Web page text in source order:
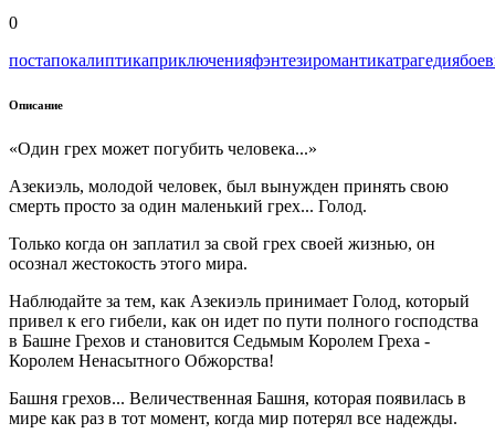
0
постапокалиптикаприключенияфэнтезиромантикатрагедия
Описание
«Один грех может погубить человека...»
Азекиэль, молодой человек, был вынужден принять свою
смерть просто за один маленький грех... Голод.
Только когда он заплатил за свой грех своей жизнью, он
осознал жестокость этого мира.
Наблюдайте за тем, как Азекиэль принимает Голод, который
привел к его гибели, как он идет по пути полного господства
в Башне Грехов и становится Седьмым Королем Греха -
Королем Ненасытного Обжорства!
Башня грехов... Величественная Башня, которая появилась в
мире как раз в тот момент, когда мир потерял все надежды.